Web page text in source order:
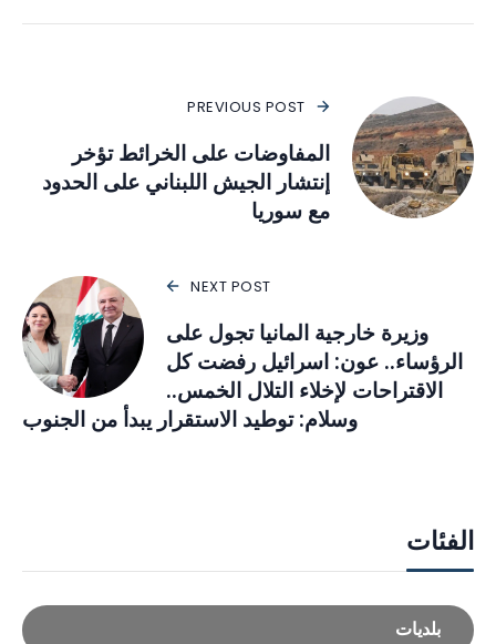
PREVIOUS POST
المفاوضات على الخرائط تؤخر
إنتشار الجيش اللبناني على الحدود
مع سوريا
NEXT POST
وزيرة خارجية المانيا تجول على
الرؤساء.. عون: اسرائيل رفضت كل
الاقتراحات لإخلاء التلال الخمس..
وسلام: توطيد الاستقرار يبدأ من الجنوب
الفئات
بلديات